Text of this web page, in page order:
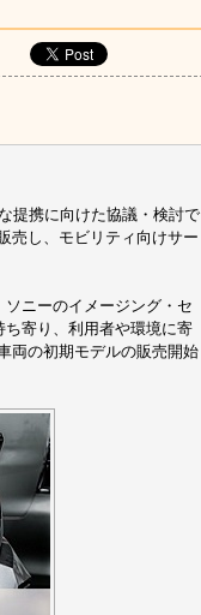
提携に向けた協議・検討で
売し、モビリティ向けサー
ニーのイメージング・セ
寄り、利用者や環境に寄
両の初期モデルの販売開始